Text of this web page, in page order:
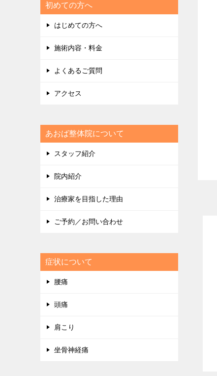
初めての方へ
はじめての方へ
施術内容・料金
よくあるご質問
アクセス
あおば整体院について
スタッフ紹介
院内紹介
治療家を目指した理由
ご予約／お問い合わせ
症状について
腰痛
頭痛
肩こり
坐骨神経痛